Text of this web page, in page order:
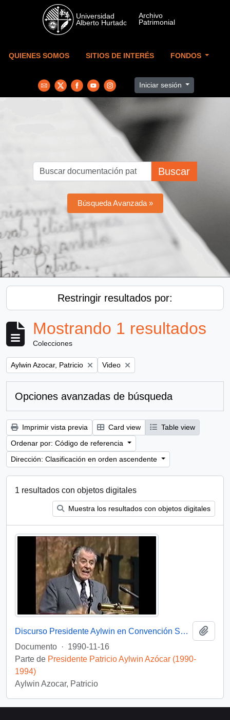
Skip to main content
QUIENES SOMOS SITIOS DE INTERÉS FONDOS
Iniciar sesión
Buscar
Búsqueda Avanzada »
Restringir resultados por:
Mostrando 1 resultados
Colecciones
Remove filter:
Aylwin Azocar, Patricio Remove filter:
Video
Opciones avanzadas de búsqueda
Imprimir vista previa Card view
Table view
Ordenar por: Código de referencia
Dirección: Clasificación en orden ascendente
1 resultados con objetos digitales
Muestra los resultados con objetos digitales
Discurso Presidente Aylwin en Convención Santiago: Video
Documento · 1990-11-16
Parte de Presidente Patricio Aylwin Azócar (1990-
1994)
Aylwin Azocar, Patricio